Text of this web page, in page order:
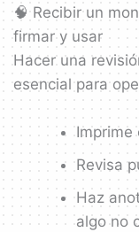
🧠 Recibir un
firmar y usar
Hacer una
esencial para
Imprime
Revisa
Haz
algo no